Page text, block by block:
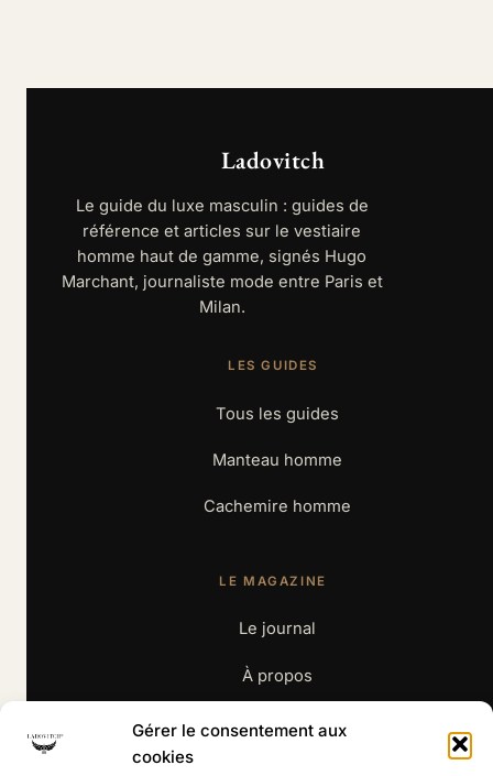
Gérer le consentement aux
cookies
Ladovitch
Le guide du luxe masculin : guides de
référence et articles sur le vestiaire
homme haut de gamme, signés Hugo
Marchant, journaliste mode entre Paris et
Milan.
LES GUIDES
Tous les guides
Manteau homme
Cachemire homme
LE MAGAZINE
Le journal
À propos
Contact